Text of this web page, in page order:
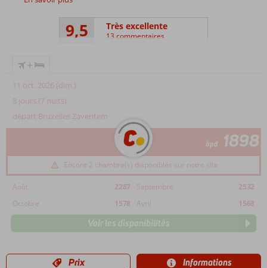
9,5 Très excellente
13 commentaires
+
11 oct. 2026 (dim.)
8 jours (7 nuits)
départ Bruxelles Zaventem
àpd 1898
Encore 2 chambre(s) disponibles sur notre site
Août 2287 Septembre
2532
Octobre
1578 Avril 1568
Voir les disponibilités
Prix Informations